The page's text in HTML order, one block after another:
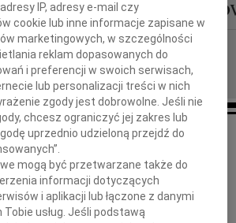
Anna Woleńska-
Rzeszów
12.01.2015
Z głębokim smutkiem żegnamy
IP, adresy e-mail czy
cookie lub inne informacje zapisane w
marketingowych, w szczególności
reklam dopasowanych do
i preferencji w swoich serwisach,
lub personalizacji treści w nich
zgody jest dobrowolne. Jeśli nie
chcesz ograniczyć jej zakres lub
uprzednio udzieloną przejdź do
mogą być przetwarzane także do
informacji dotyczących
i aplikacji lub łączone z danymi
usług. Jeśli podstawą